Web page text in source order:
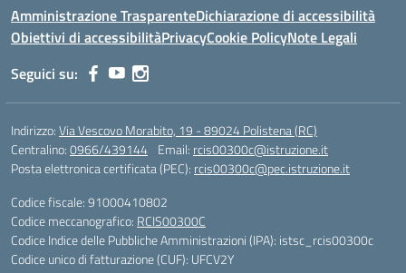
Amministrazione TrasparenteDichiarazione di accessibilità
Obiettivi di accessibilitàPrivacyCookie PolicyNote Legali
Seguici su:
Indirizzo:Via Vescovo Morabito, 19 - 89024 Polistena (RC)
Centralino:0966/439144 Email: rcis00300c@istruzione.it
Posta elettronica certificata (PEC): rcis00300c@pec.istruzione.it
Codice fiscale: 91000410802
Codice meccanografico: RCIS00300C
Codice Indice delle Pubbliche Amministrazioni (IPA): istsc_rcis00300c
Codice unico di fatturazione (CUF): UFCV2Y